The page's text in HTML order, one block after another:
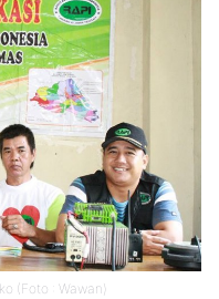
(Foto : Wawan)